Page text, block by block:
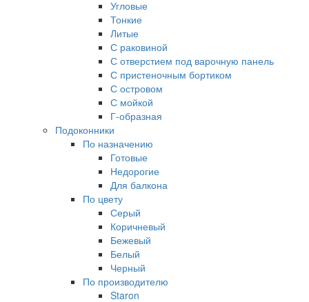
Угловые
Тонкие
Литые
С раковиной
С отверстием под варочную панель
С пристеночным бортиком
С островом
С мойкой
Г-образная
Подоконники
По назначению
Готовые
Недорогие
Для балкона
По цвету
Серый
Коричневый
Бежевый
Белый
Черный
По производителю
Staron